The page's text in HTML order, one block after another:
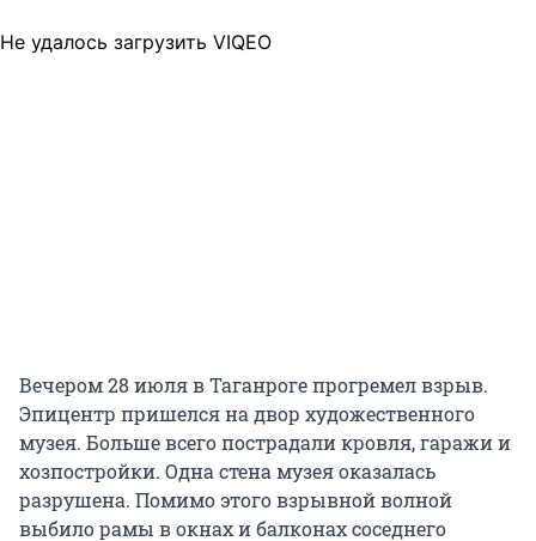
Не удалось загрузить VIQEO
Вечером 28 июля в Таганроге прогремел взрыв.
Эпицентр пришелся на двор художественного
музея. Больше всего пострадали кровля, гаражи и
хозпостройки. Одна стена музея оказалась
разрушена. Помимо этого взрывной волной
выбило рамы в окнах и балконах соседнего